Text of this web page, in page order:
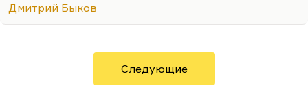
обстановке, как было в армии. Там с какой-то
на внутреннем протесте. Либо в условиях
умеренного, неприхотливого, но все-таки
комфорта. Мне, в общем, не нравится, когда меня
Дмитрий Быков
Следующие